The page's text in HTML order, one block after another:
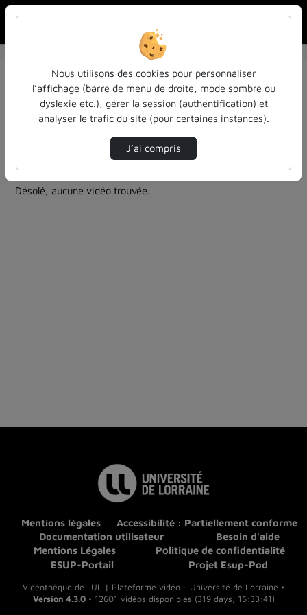
Résultats de la recherche
Filtres actifs (cliquer pour en retirer) :
le-brunch-le-gout-de-partager-ses-idees
vie-institutionnelle-vie-de-luniversite
0 vidéo trouvée
Désolé, aucune vidéo trouvée.
Mentions légales
Accessibilité : Partiellement conforme
Documentation utilisateur
Besoin d'aide
Mentions Légales
Politique de confidentialité
ESUP-Portail
Projet Esup-Pod
Vidéothèque de l'UL | Plateforme vidéo - Université de Lorraine •
Version 4.3.0• 12601 vidéos disponibles (319 days, 16:33:41)
Nous utilisons des cookies pour personnaliser
l’affichage (barre de menu de droite, mode sombre ou
dyslexie etc.), gérer la session (authentification) et
analyser le trafic du site (pour certaines instances).
J’ai compris